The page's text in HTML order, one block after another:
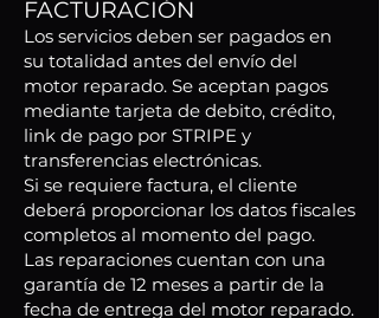
FACTURACIÓN
Los servicios deben ser pagados en
su totalidad antes del envío del
motor reparado. Se aceptan pagos
mediante tarjeta de debito, crédito,
link de pago por STRIPE y
transferencias electrónicas.
Si se requiere factura, el cliente
deberá proporcionar los datos fiscales
completos al momento del pago.
Las reparaciones cuentan con una
garantía de 12 meses a partir de la
fecha de entrega del motor reparado.